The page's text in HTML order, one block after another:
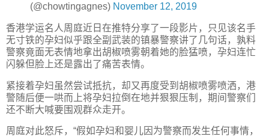
(@chowtingagnes) November 12, 2019
香港学运名人周庭近日在推特分享了一段影片，只见该名手
无寸铁的孕妇似乎跟全副武装的镇暴警察讲了几句话，孰料
警察竟面无表情地拿出胡椒喷雾朝着她的脸猛喷，孕妇连忙
闪躲但脸上还是露出了痛苦表情。
紧接着孕妇虽然尝试抵抗，却又再度受到胡椒喷雾喷洒，港
警随后便一哄而上将孕妇拉倒在地并狠狠压制，期间警察们
还不断大喊要围观群众走开。
周庭对此怒斥，“假如孕妇和婴儿因为警察而发生任何事情，